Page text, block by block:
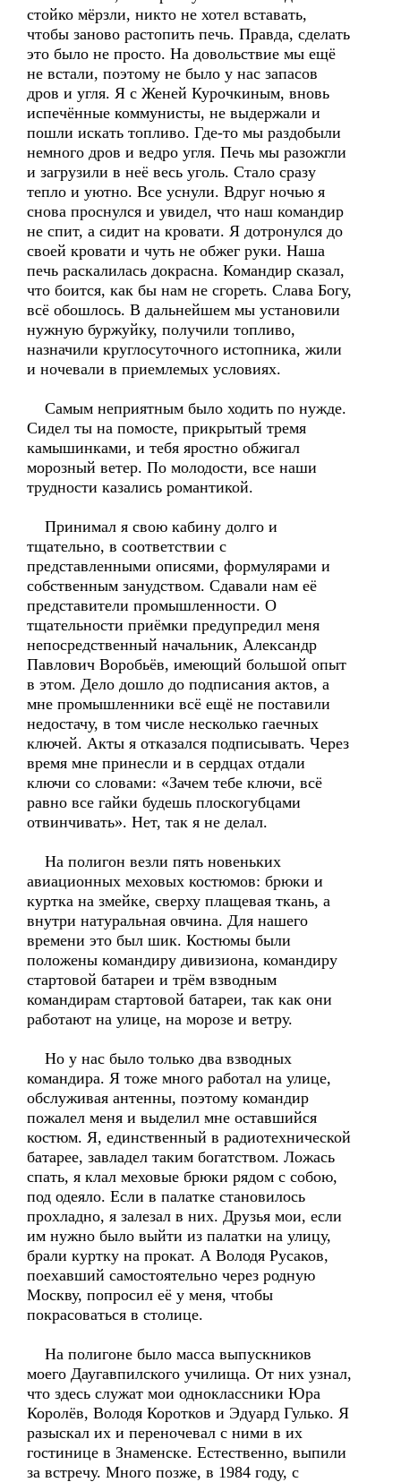
стойко мёрзли, никто не хотел вставать,
чтобы заново растопить печь. Правда, сделать
это было не просто. На довольствие мы ещё
не встали, поэтому не было у нас запасов
дров и угля. Я с Женей Курочкиным, вновь
испечённые коммунисты, не выдержали и
пошли искать топливо. Где-то мы раздобыли
немного дров и ведро угля. Печь мы разожгли
и загрузили в неё весь уголь. Стало сразу
тепло и уютно. Все уснули. Вдруг ночью я
снова проснулся и увидел, что наш командир
не спит, а сидит на кровати. Я дотронулся до
своей кровати и чуть не обжег руки. Наша
печь раскалилась докрасна. Командир сказал,
что боится, как бы нам не сгореть. Слава Богу,
всё обошлось. В дальнейшем мы установили
нужную буржуйку, получили топливо,
назначили круглосуточного истопника, жили
и ночевали в приемлемых условиях.
Самым неприятным было ходить по нужде.
Сидел ты на помосте, прикрытый тремя
камышинками, и тебя яростно обжигал
морозный ветер. По молодости, все наши
трудности казались романтикой.
Принимал я свою кабину долго и
тщательно, в соответствии с
представленными описями, формулярами и
собственным занудством. Сдавали нам её
представители промышленности. О
тщательности приёмки предупредил меня
непосредственный начальник, Александр
Павлович Воробьёв, имеющий большой опыт
в этом. Дело дошло до подписания актов, а
мне промышленники всё ещё не поставили
недостачу, в том числе несколько гаечных
ключей. Акты я отказался подписывать. Через
время мне принесли и в сердцах отдали
ключи со словами: «Зачем тебе ключи, всё
равно все гайки будешь плоскогубцами
отвинчивать». Нет, так я не делал.
На полигон везли пять новеньких
авиационных меховых костюмов: брюки и
куртка на змейке, сверху плащевая ткань, а
внутри натуральная овчина. Для нашего
времени это был шик. Костюмы были
положены командиру дивизиона, командиру
стартовой батареи и трём взводным
командирам стартовой батареи, так как они
работают на улице, на морозе и ветру.
Но у нас было только два взводных
командира. Я тоже много работал на улице,
обслуживая антенны, поэтому командир
пожалел меня и выделил мне оставшийся
костюм. Я, единственный в радиотехнической
батарее, завладел таким богатством. Ложась
спать, я клал меховые брюки рядом с собою,
под одеяло. Если в палатке становилось
прохладно, я залезал в них. Друзья мои, если
им нужно было выйти из палатки на улицу,
брали куртку на прокат. А Володя Русаков,
поехавший самостоятельно через родную
Москву, попросил её у меня, чтобы
покрасоваться в столице.
На полигоне было масса выпускников
моего Даугавпилского училища. От них узнал,
что здесь служат мои одноклассники Юра
Королёв, Володя Коротков и Эдуард Гулько. Я
разыскал их и переночевал с ними в их
гостинице в Знаменске. Естественно, выпили
за встречу. Много позже, в 1984 году, с